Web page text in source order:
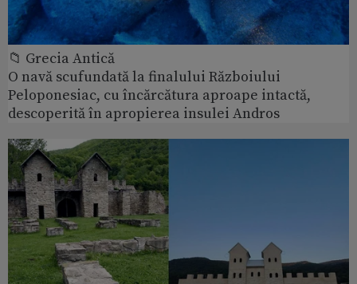
📁 Grecia Antică
O navă scufundată la finalului Războiului
Peloponesiac, cu încărcătura aproape intactă,
descoperită în apropierea insulei Andros